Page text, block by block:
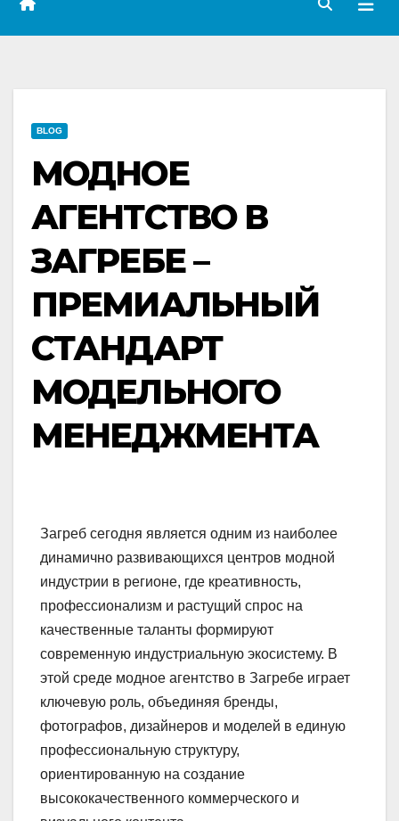
BLOG
МОДНОЕ
АГЕНТСТВО В
ЗАГРЕБЕ –
ПРЕМИАЛЬНЫЙ
СТАНДАРТ
МОДЕЛЬНОГО
МЕНЕДЖМЕНТА
Загреб сегодня является одним из наиболее
динамично развивающихся центров модной
индустрии в регионе, где креативность,
профессионализм и растущий спрос на
качественные таланты формируют
современную индустриальную экосистему. В
этой среде модное агентство в Загребе играет
ключевую роль, объединяя бренды,
фотографов, дизайнеров и моделей в единую
профессиональную структуру,
ориентированную на создание
высококачественного коммерческого и